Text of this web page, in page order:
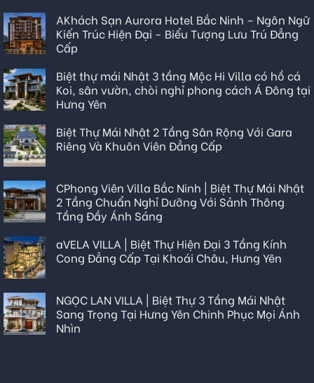
AKhách Sạn Aurora Hotel Bắc Ninh – Ngôn Ngữ
Kiến Trúc Hiện Đại - Biểu Tượng Lưu Trú Đẳng
Cấp
Biệt thự mái Nhật 3 tầng Mộc Hi Villa có hồ cá
Koi, sân vườn, chòi nghỉ phong cách Á Đông tại
Hưng Yên
Biệt Thự Mái Nhật 2 Tầng Sân Rộng Với Gara
Riêng Và Khuôn Viên Đẳng Cấp
CPhong Viên Villa Bắc Ninh | Biệt Thự Mái Nhật
2 Tầng Chuẩn Nghỉ Dưỡng Với Sảnh Thông
Tầng Đầy Ánh Sáng
aVELA VILLA | Biệt Thự Hiện Đại 3 Tầng Kính
Cong Đẳng Cấp Tại Khoái Châu, Hưng Yên
NGỌC LAN VILLA | Biệt Thự 3 Tầng Mái Nhật
Sang Trọng Tại Hưng Yên Chinh Phục Mọi Ánh
Nhìn